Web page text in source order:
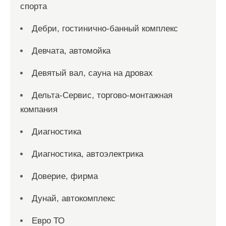
спорта
Дебри, гостинично-банный комплекс
Девчата, автомойка
Девятый вал, сауна на дровах
Дельта-Сервис, торгово-монтажная
компания
Диагностика
Диагностика, автоэлектрика
Доверие, фирма
Дунай, автокомплекс
Евро ТО